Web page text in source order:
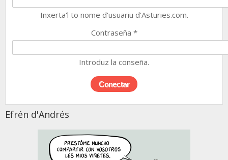
Inxerta'l to nome d'usuariu d'Asturies.com.
Contraseña *
Introduz la conseña.
Efrén d'Andrés